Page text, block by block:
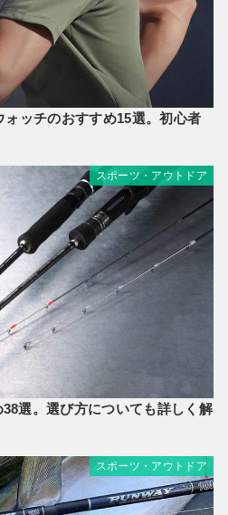
ォッチのおすすめ15選。初心者
スポーツ・アウトドア
選。選び方についても詳しく解
スポーツ・アウトドア